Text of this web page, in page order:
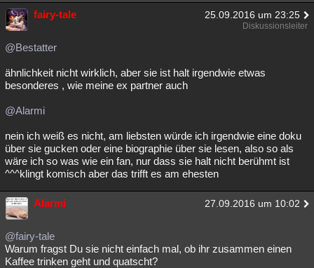
Musik
Übersichten
Besucht
Lesenswert Schlüsselwörter
fairy-tale 25.09.2016 um 23:25
Diskussionsleiter
@Bestatter
ähnlichkeit nicht wirklich, aber sie ist halt irgendwie etwas
besonderes , wie meine ex partner auch
@Alarmi
nein ich weiß es nicht, am liebsten würde ich irgendwie eine doku
über sie gucken oder eine biographie über sie lesen, also so als
wäre ich so was wie ein fan, nur dass sie halt nicht berühmt ist
^^^klingt komisch aber das trifft es am ehesten
Alarmi 27.09.2016 um 10:02
@fairy-tale
Warum fragst Du sie nicht einfach mal, ob ihr zusammen einen
Kaffee trinken geht und quatscht?